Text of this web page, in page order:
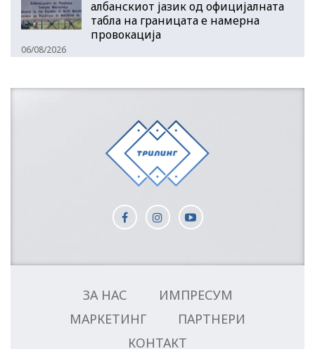
албанскиот јазик од официјалната
табла на границата е намерна
провокација
06/08/2026
ЗА НАС
ИМПРЕСУМ
МАРКЕТИНГ
ПАРТНЕРИ
КОНТАКТ